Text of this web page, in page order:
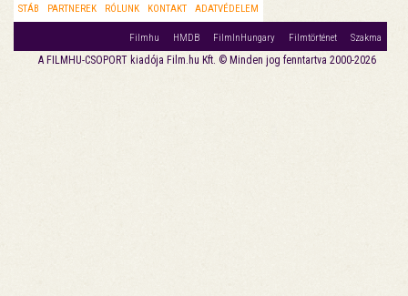
STÁB PARTNEREK RÓLUNK KONTAKT ADATVÉDELEM
Filmhu HMDB FilmInHungary Filmtörténet Szakma
A FILMHU-CSOPORT kiadója Film.hu Kft. © Minden jog fenntartva 2000-2026